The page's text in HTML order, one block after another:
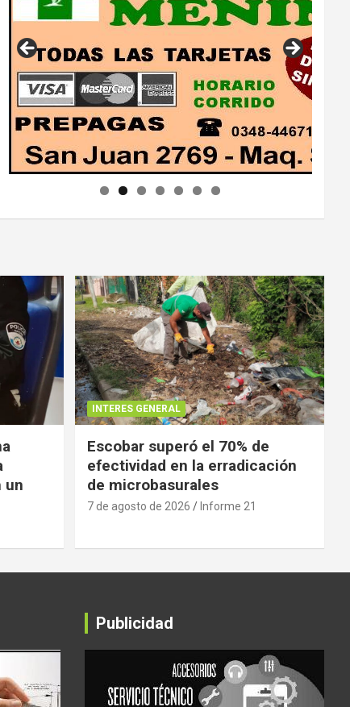
un
INTERES GENERAL
Escobar superó el 70% de
efectividad en la erradicación
de microbasurales
7 de agosto de 2026 Informe 21
Publicidad